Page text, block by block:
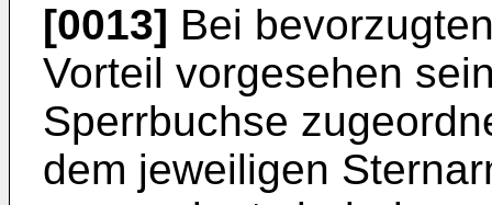
[0013] Bei
Vorteil vorgesehen
Sperrbuchse
dem jeweiligen